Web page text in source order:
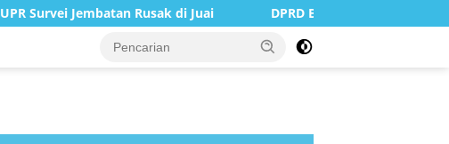
Rusak di Juai DPRD Balangan Terima Kunjungan